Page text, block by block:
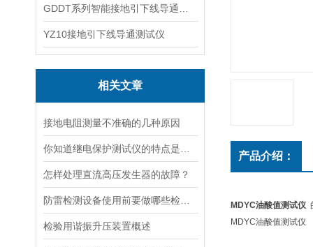
YZ10接地引下线导通测试仪
相关文章
接地电阻测量不准确的几种原因
怎样处理直流高压发生器的故障？
检验用谐振升压装置概述
产品介绍：
MDYC油酸值测试仪
MDYC油酸值测试仪